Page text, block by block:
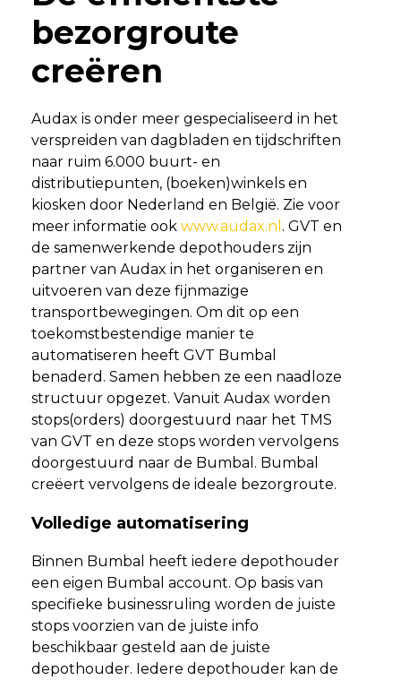
bezorgroute
creëren
Audax is onder meer gespecialiseerd in het
verspreiden van dagbladen en tijdschriften
naar ruim 6.000 buurt- en
distributiepunten, (boeken)winkels en
kiosken door Nederland en België. Zie voor
meer informatie ook www.audax.nl . GVT en
de samenwerkende depothouders zijn
partner van Audax in het organiseren en
uitvoeren van deze fijnmazige
transportbewegingen. Om dit op een
toekomstbestendige manier te
automatiseren heeft GVT Bumbal
benaderd. Samen hebben ze een naadloze
structuur opgezet. Vanuit Audax worden
stops(orders) doorgestuurd naar het TMS
van GVT en deze stops worden vervolgens
doorgestuurd naar de Bumbal. Bumbal
creëert vervolgens de ideale bezorgroute.
Volledige automatisering
Binnen Bumbal heeft iedere depothouder
een eigen Bumbal account. Op basis van
specifieke businessruling worden de juiste
stops voorzien van de juiste info
beschikbaar gesteld aan de juiste
depothouder. Iedere depothouder kan de